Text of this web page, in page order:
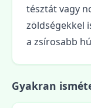
tésztát vagy
zöldségekkel
a zsírosabb
Gyakran